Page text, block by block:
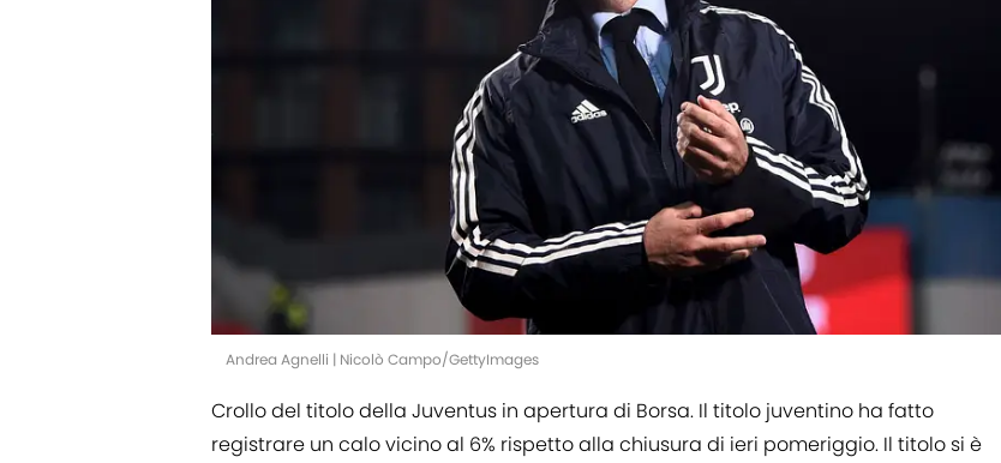
Andrea Agnelli | Nicolò Campo/GettyImages
Crollo del titolo della Juventus in apertura di Borsa. Il titolo juventino ha fatto
registrare un calo vicino al 6% rispetto alla chiusura di ieri pomeriggio. Il titolo si è